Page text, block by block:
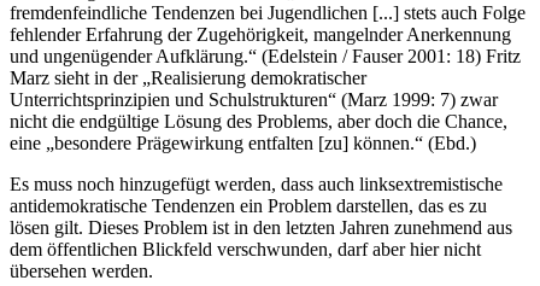
fremdenfeindliche Tendenzen bei Jugendlichen [...] stets auch Folge
fehlender Erfahrung der Zugehörigkeit, mangelnder Anerkennung
und ungenügender Aufklärung.“ (Edelstein / Fauser 2001: 18) Fritz
Marz sieht in der „Realisierung demokratischer
Unterrichtsprinzipien und Schulstrukturen“ (Marz 1999: 7) zwar
nicht die endgültige Lösung des Problems, aber doch die Chance,
eine „besondere Prägewirkung entfalten [zu] können.“ (Ebd.)
Es muss noch hinzugefügt werden, dass auch linksextremistische
antidemokratische Tendenzen ein Problem darstellen, das es zu
lösen gilt. Dieses Problem ist in den letzten Jahren zunehmend aus
dem öffentlichen Blickfeld verschwunden, darf aber hier nicht
übersehen werden.